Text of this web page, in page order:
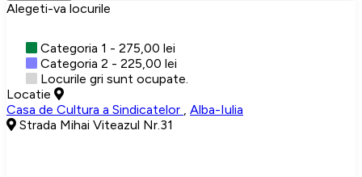
Alegeti-va locurile
Categoria 1 - 275,00 lei
Categoria 2 - 225,00 lei
Locurile gri sunt ocupate.
Locatie
Casa de Cultura a Sindicatelor , Alba-Iulia
Strada Mihai Viteazul Nr.31